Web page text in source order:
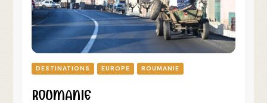
DESTINATIONS EUROPE ROUMANIE
ROUMANIE